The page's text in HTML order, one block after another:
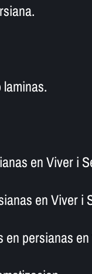
en Viver i
en Viver i
en persianas